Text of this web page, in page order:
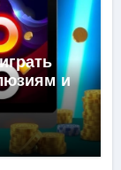
и